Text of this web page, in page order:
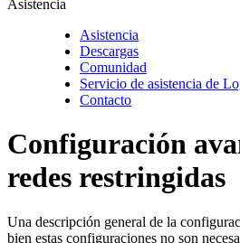
Asistencia
Asistencia
Descargas
Comunidad
Servicio de asistencia de
Contacto
Configuración
redes restringidas
Una descripción general de la
bien estas configuraciones no son